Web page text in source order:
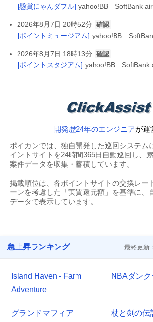
[懸賞にゃんダフル] yahoo!BB SoftBank air
2026年8月7日 20時52分 確認
[ポイントミュージアム] yahoo!BB
2026年8月7日 18時13分 確認
[ポイントスタジアム] yahoo!BB SoftBank
開発歴24年のエンジニアが運
ポイカンでは、独自開発した巡回システム
イントサイトを24時間365日自動巡回し、
案件データを収集・蓄積しています。
掲載順位は、各ポイントサイトの交換レー
ーンを考慮した「実質還元額」を基準に、
データで表示しています。
急上昇ランキング 最終更新
Island Haven - Farm
Adventure
NBAダンク
グランドマフィア 杖と剣の伝